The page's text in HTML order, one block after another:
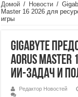
Домой / Новости /
Master 16 2026 для
игры
Gigabyte
Aorus Master
ИИ-задач и
Редактор Новостей